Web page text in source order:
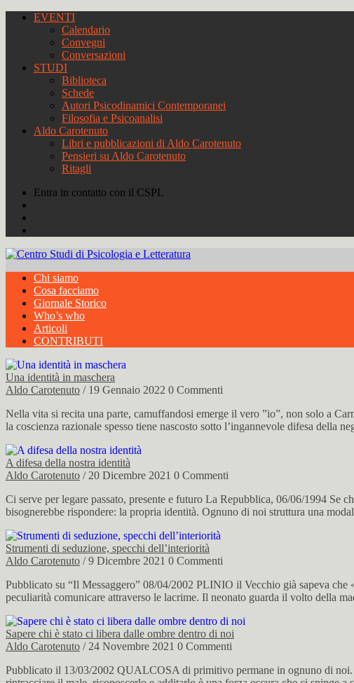
EVENTI
Calendario
Convegni
Conversazioni
STUDI
Biblioteca
Schede
Autori Psicodinamici Contemporanei
Filosofia e Psicoanalisi
Aldo Carotenuto
Libri e pubblicazioni di Aldo Carotenuto
Pensieri su Aldo Carotenuto
Ritagli
Entra in contatto con il CSPL
Chi siamo
Cosa facciamo
Giornale Storico
Who’s who
Articoli
CONTRIBUTI
Una identità in maschera
Aldo Carotenuto / 19 Gennaio 2022 0 Commenti
Nella vita si recita una parte, camuffandosi emerge il vero ”io”, non solo a
la coscienza razionale spesso tiene nascosto sotto l’ingannevole difesa
A difesa della nostra identità
Aldo Carotenuto / 20 Dicembre 2021 0 Commenti
Ci serve per legare passato, presente e futuro La Repubblica, 06/06/1994 Se
bisognerebbe rispondere: la propria identità. Ognuno di noi struttura una
Strumenti di seduzione, specchi dell’interiorità
Aldo Carotenuto / 9 Dicembre 2021 0 Commenti
Pubblicato su “Il Messaggero” 08/04/2002 PLINIO il Vecchio già sapeva che
peculiarità comunicare attraverso le lacrime. Il neonato guarda il volto della
Sapere chi è stato ci libera dalle ombre dentro di noi
Aldo Carotenuto / 24 Novembre 2021 0 Commenti
Pubblicato il 13/03/2002 QUALCOSA di primitivo permane in ognuno di noi.